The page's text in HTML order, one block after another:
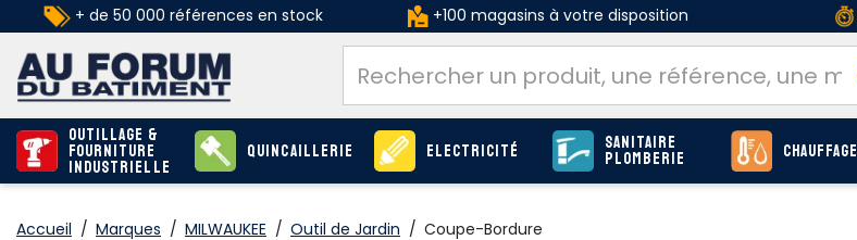
+ de 50 000 références en stock +100 magasins à votre disposition
Outillage &
Fourniture
industrielle
Quincaillerie Electricité Sanitaire
Plomberie Chauffage
Accueil / Marques / MILWAUKEE / Outil de Jardin / Coupe-Bordure